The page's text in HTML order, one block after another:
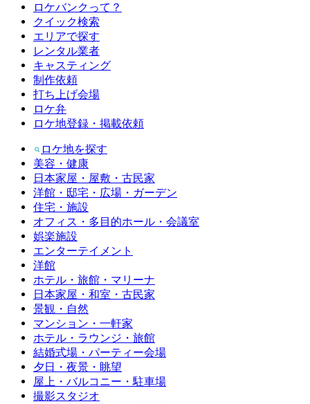
ロケバンクって？
クイック検索
エリアで探す
レンタル業者
キャスティング
制作依頼
打ち上げ会場
ロケ弁
ロケ地登録・掲載依頼
ロケ地を探す
美容・健康
日本家屋・屋敷・古民家
洋館・邸宅・広場・ガーデン
住宅・施設
オフィス・多目的ホール・会議室
娯楽施設
エンターテイメント
洋館
ホテル・旅館・マリーナ
日本家屋・和室・古民家
景観・自然
マンション・一軒家
ホテル・ラウンジ・旅館
結婚式場・パーティー会場
夕日・夜景・眺望
屋上・バルコニー・駐車場
撮影スタジオ